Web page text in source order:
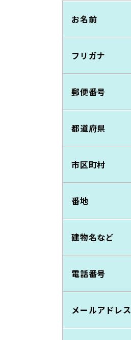
お名前
フリガナ
郵便番号
都道府県
市区町村
番地
建物名など
電話番号
メールアドレス